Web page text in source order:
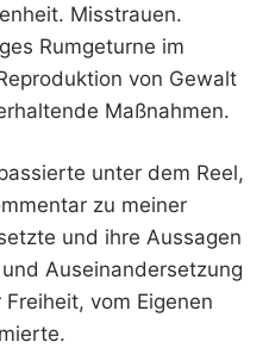
Misstrauen.
Rumgeturne im
von Gewalt
Maßnahmen.
unter dem Reel,
zu meiner
und ihre Aussagen
Auseinandersetzung
vom Eigenen